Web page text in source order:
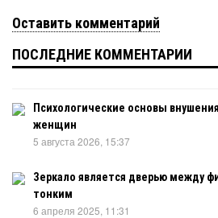
Оставить комментарий
ПОСЛЕДНИЕ КОММЕНТАРИИ
Психологические основы
женщин
5 августа 2026, 15:37
Зеркало является дверью между
тонким
6 апреля 2025, 11:31